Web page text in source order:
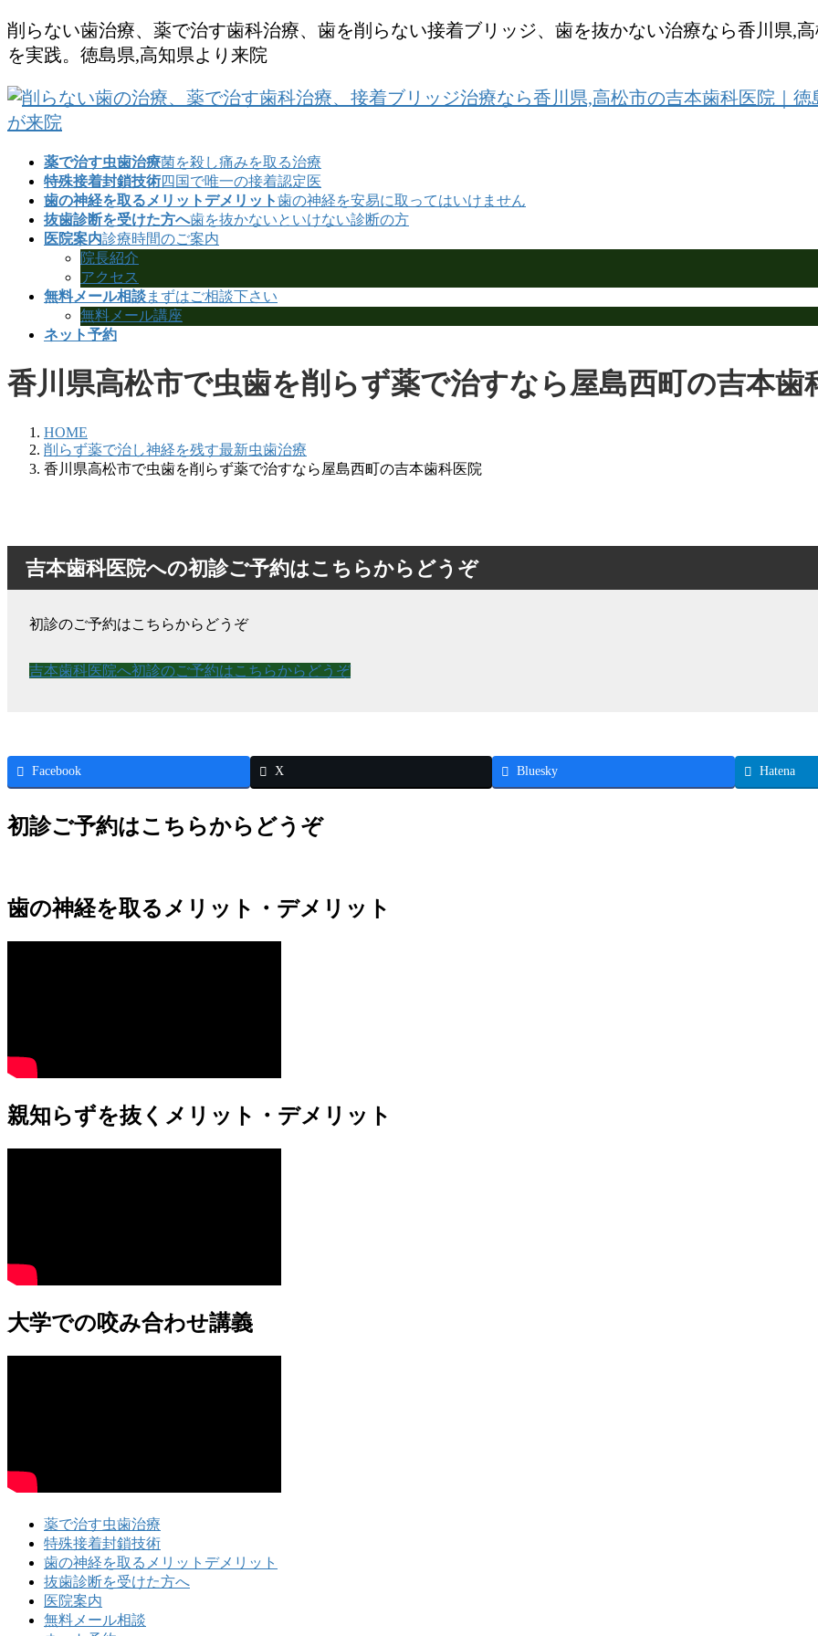
コ
ン
テ
ン
ツ
に
ナ
ビ
ゲ
ー
シ
ョ
削らない歯治療、薬で治す歯科治療、歯を削らない接着ブリッジ、歯を抜かない治療なら香川県,
を実践。徳島県,高知県より来院
薬で治す虫歯治療菌を殺し痛みを取る治療
特殊接着封鎖技術四国で唯一の接着認定医
歯の神経を取るメリットデメリット歯の神経を安易に取ってはいけません
抜歯診断を受けた方へ歯を抜かないといけない診断の方
医院案内診療時間のご案内
院長紹介
アクセス
無料メール相談まずはご相談下さい
無料メール講座
ネット予約
香川県高松市で虫歯を削らず薬で治すなら屋島西町の吉本歯
HOME
削らず薬で治し神経を残す最新虫歯治療
香川県高松市で虫歯を削らず薬で治すなら屋島西町の吉本歯科医院
吉本歯科医院への初診ご予約はこちらからどうぞ
初診のご予約はこちらからどうぞ
吉本歯科医院へ初診のご予約はこちらからどうぞ
Facebook X Bluesky Hatena
初診ご予約はこちらからどうぞ
歯の神経を取るメリット・デメリット
親知らずを抜くメリット・デメリット
大学での咬み合わせ講義
薬で治す虫歯治療
特殊接着封鎖技術
歯の神経を取るメリットデメリット
抜歯診断を受けた方へ
医院案内
無料メール相談